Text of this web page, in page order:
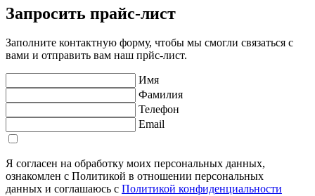
Запросить прайс-лист
Заполните контактную форму, чтобы мы смогли связаться с
вами и отправить вам наш прйс-лист.
Имя
Фамилия
Телефон
Email
Я согласен на обработку моих персональных данных,
ознакомлен с Политикой в отношении персональных
данных и соглашаюсь с Политикой конфиденциальности